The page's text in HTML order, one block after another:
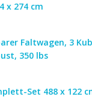
ist:
x 274 cm
Faltwagen, 3
350 lbs
Set 488 x 122